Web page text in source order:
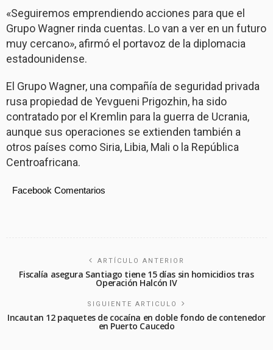
«Seguiremos emprendiendo acciones para que el
Grupo Wagner rinda cuentas. Lo van a ver en un futuro
muy cercano», afirmó el portavoz de la diplomacia
estadounidense.
El Grupo Wagner, una compañía de seguridad privada
rusa propiedad de Yevgueni Prigozhin, ha sido
contratado por el Kremlin para la guerra de Ucrania,
aunque sus operaciones se extienden también a
otros países como Siria, Libia, Mali o la República
Centroafricana.
Facebook Comentarios
ARTÍCULO ANTERIOR
Fiscalía asegura Santiago tiene 15 días sin homicidios tras
Operación Halcón IV
SIGUIENTE ARTICULO
Incautan 12 paquetes de cocaína en doble fondo de contenedor
en Puerto Caucedo